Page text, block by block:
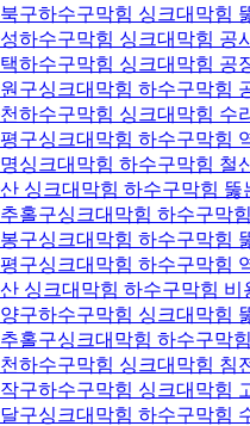
구하수구막힘 싱크대막힘
하수구막힘 싱크대막힘 공
하수구막힘 싱크대막힘 공
구싱크대막힘 하수구막힘
하수구막힘 싱크대막힘 수
구싱크대막힘 하수구막힘
싱크대막힘 하수구막힘 철
싱크대막힘 하수구막힘 뚫
홀구싱크대막힘 하수구막
구싱크대막힘 하수구막힘
구싱크대막힘 하수구막힘
싱크대막힘 하수구막힘 비
구하수구막힘 싱크대막힘
홀구싱크대막힘 하수구막
하수구막힘 싱크대막힘 침
구하수구막힘 싱크대막힘
구싱크대막힘 하수구막힘